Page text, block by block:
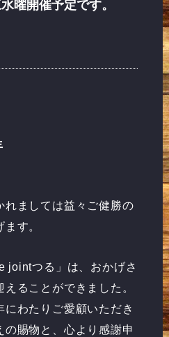
曜開催予定です。
れましては益々ご健勝の
す。
jointつる」は、おかげさ
ることができました。
にわたりご愛顧いただき
の賜物と、心より感謝申